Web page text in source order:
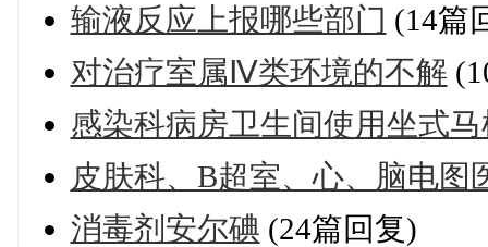
输液反应上报哪些部门 (14篇
对治疗室属Ⅳ类环境的不解
感染科病房卫生间使用坐式
皮肤科、B超室、心、脑电图
消毒剂安尔碘 (24篇回复)